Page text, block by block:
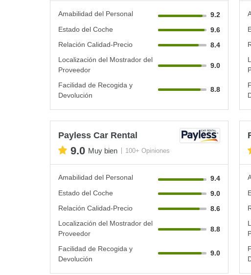
Amabilidad del Personal
9.2
Estado del Coche
9.6
Relación Calidad-Precio
8.4
Localización del Mostrador del
Proveedor
9.0
Facilidad de Recogida y
Devolución
8.8
Payless Car Rental
9.0 Muy bien 100+ Opiniones
Amabilidad del Personal
9.4
Estado del Coche
9.0
Relación Calidad-Precio
8.6
Localización del Mostrador del
Proveedor
8.8
Facilidad de Recogida y
Devolución
9.0